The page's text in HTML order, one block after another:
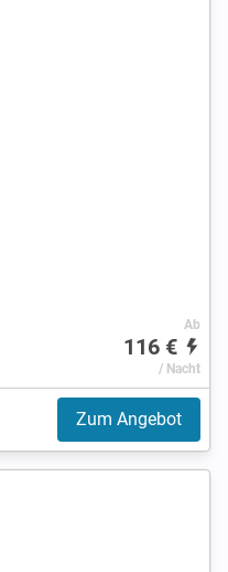
Ab
116 €
/ Nacht
Zum Angebot